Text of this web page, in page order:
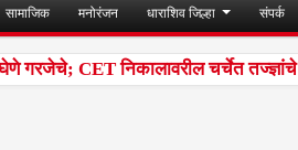
सामाजिक मनोरंजन धाराशिव जिल्हा संपर्क
CET निकालावरील चर्चेत तज्ज्ञांचे